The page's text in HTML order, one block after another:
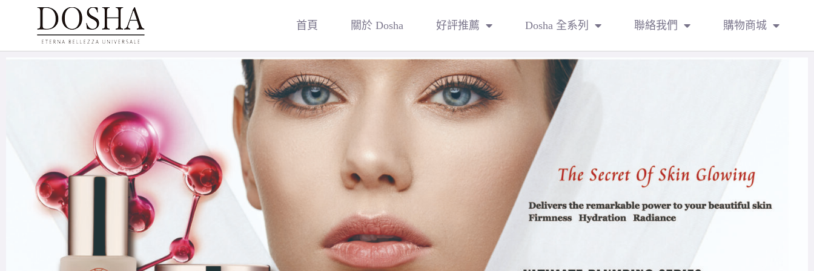
首頁 關於 Dosha 好評推薦 Dosha 全系列 聯絡我們 購物商城